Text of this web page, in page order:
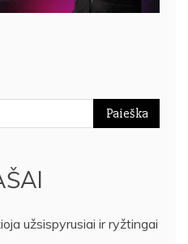
užsispyrusiai ir ryžtingai